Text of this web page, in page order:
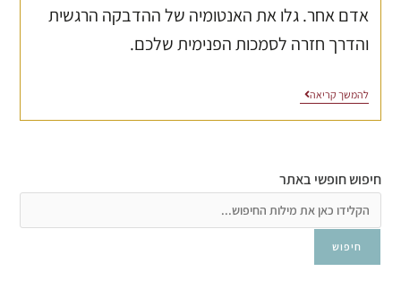
אדם אחר. גלו את האנטומיה של ההדבקה הרגשית
והדרך חזרה לסמכות הפנימית שלכם.
להמשך קריאה
חיפוש חופשי באתר
חיפוש